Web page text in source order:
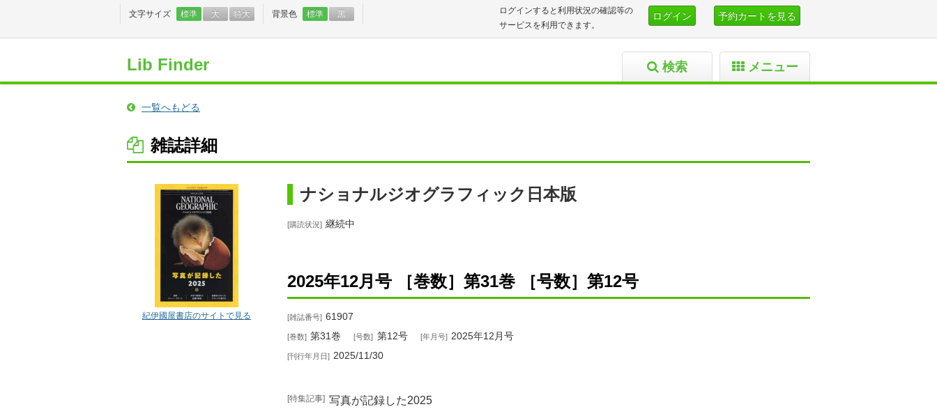
ログインすると利用状況の確認等の
サービスを利用できます。
ログイン 予約カートを見る
文字サイズ 標準 大 特大 背景色 標準 黒
Lib Finder 検索 メニュー
一覧へもどる
雑誌詳細
紀伊國屋書店のサイトで見る
ナショナルジオグラフィック日本版
購読状況 継続中
2025年12月号 ［巻数］第31巻 ［号数］第12号
雑誌番号 61907
巻数 第31巻 号数 第12号 年月号 2025年12月号
刊行年月日 2025/11/30
特集記事 写真が記録した2025